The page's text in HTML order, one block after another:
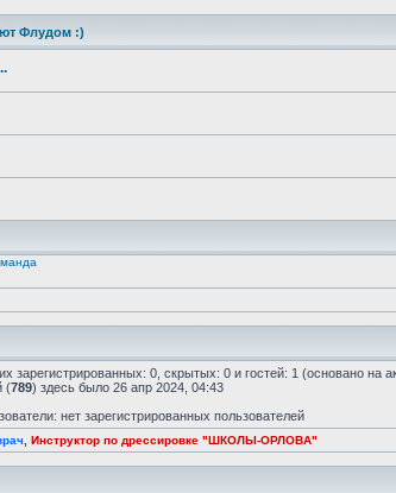
Флудом :)
зарегистрированных: 0, скрытых: 0 и гостей: 1 (основано на
(789) здесь было 26 апр 2024, 04:43
нет зарегистрированных пользователей
Инструктор по дрессировке "ШКОЛЫ-ОРЛОВА"